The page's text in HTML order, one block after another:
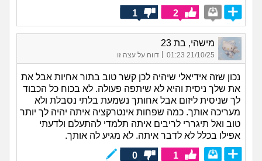
2
1
מישהי, בת 23
21/10/25 01:23 דווח על עצה זו
נכון שזה אידיאלי שיהיה לכן קשר טוב בתור אחיות אבל את
את שלך ניסית והיא לא שיתפה פעולה. לא בכוח כל הכבוד
לך שניסית ליזום אבל אחותך נשמעת בלתי נסבלת ולא
מעריכה אותך. כמה שפחות אינטרקציה איתה יהיה לך יותר
טוב ואל תיגררי לריבים איתה תלמדי להתעלם ולדעתי
אפילו בכלל לא לדבר איתה. לא מגיע לה אותך.
1
0